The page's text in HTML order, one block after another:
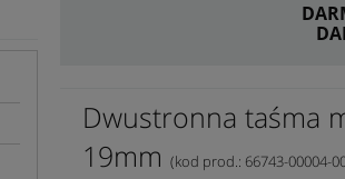
Dwustronna taśma
19mm (kod prod.: 66743-00004-